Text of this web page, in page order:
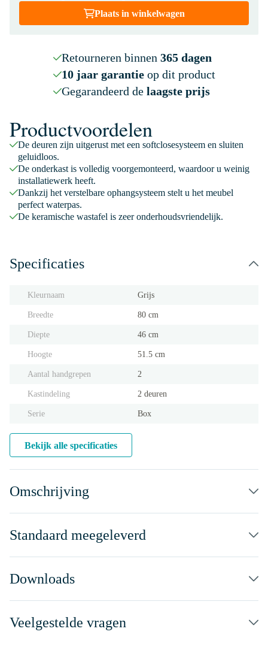
Plaats in winkelwagen
Retourneren binnen 365 dagen
10 jaar garantieop dit product
Gegarandeerd de laagste prijs
Productvoordelen
De deuren zijn uitgerust met een softclosesysteem en sluiten
geluidloos.
De onderkast is volledig voorgemonteerd, waardoor u weinig
installatiewerk heeft.
Dankzij het verstelbare ophangsysteem stelt u het meubel
perfect waterpas.
De keramische wastafel is zeer onderhoudsvriendelijk.
Specificaties
Kleurnaam Grijs
Breedte 80 cm
Diepte 46 cm
Hoogte 51.5 cm
Aantal handgrepen 2
Kastindeling 2 deuren
Serie Box
Bekijk alle specificaties
Omschrijving
Standaard meegeleverd
Downloads
Veelgestelde vragen